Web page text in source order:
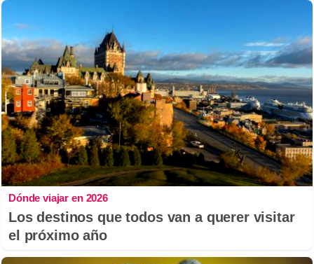
Dónde viajar en 2026
Los destinos que todos van a querer visitar
el próximo año